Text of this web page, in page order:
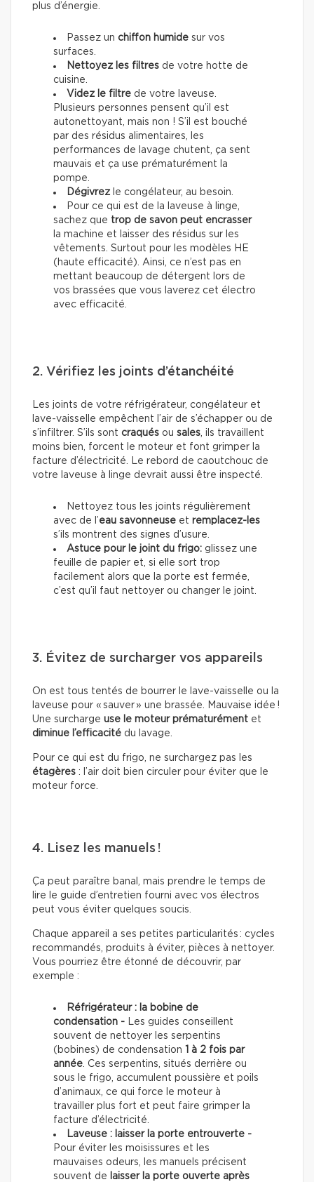
plus d’énergie.
Passez un chiffon humide sur vos
surfaces.
Nettoyez les filtres de votre hotte de
cuisine.
Videz le filtre de votre laveuse.
Plusieurs personnes pensent qu’il est
autonettoyant, mais non ! S’il est bouché
par des résidus alimentaires, les
performances de lavage chutent, ça sent
mauvais et ça use prématurément la
pompe.
Dégivrez le congélateur, au besoin.
Pour ce qui est de la laveuse à linge,
sachez que trop de savon peut encrasser
la machine et laisser des résidus sur les
vêtements. Surtout pour les modèles HE
(haute efficacité). Ainsi, ce n’est pas en
mettant beaucoup de détergent lors de
vos brassées que vous laverez cet électro
avec efficacité.
2. Vérifiez les joints d’étanchéité
Les joints de votre réfrigérateur, congélateur et
lave-vaisselle empêchent l’air de s’échapper ou de
s’infiltrer. S’ils sont craqués ou sales, ils travaillent
moins bien, forcent le moteur et font grimper la
facture d’électricité. Le rebord de caoutchouc de
votre laveuse à linge devrait aussi être inspecté.
Nettoyez tous les joints régulièrement
avec de l’eau savonneuse et remplacez-les
s’ils montrent des signes d’usure.
Astuce pour le joint du frigo: glissez une
feuille de papier et, si elle sort trop
facilement alors que la porte est fermée,
c’est qu’il faut nettoyer ou changer le joint.
3. Évitez de surcharger vos appareils
On est tous tentés de bourrer le lave-vaisselle ou la
laveuse pour « sauver » une brassée. Mauvaise idée !
Une surcharge use le moteur prématurément et
diminue l’efficacité du lavage.
Pour ce qui est du frigo, ne surchargez pas les
étagères : l’air doit bien circuler pour éviter que le
moteur force.
4. Lisez les manuels !
Ça peut paraître banal, mais prendre le temps de
lire le guide d’entretien fourni avec vos électros
peut vous éviter quelques soucis.
Chaque appareil a ses petites particularités : cycles
recommandés, produits à éviter, pièces à nettoyer.
Vous pourriez être étonné de découvrir, par
exemple :
Réfrigérateur : la bobine de
condensation - Les guides conseillent
souvent de nettoyer les serpentins
(bobines) de condensation
1 à 2 fois par
année. Ces serpentins, situés derrière ou
sous le frigo, accumulent poussière et poils
d’animaux, ce qui force le moteur à
travailler plus fort et peut faire grimper la
facture d’électricité.
Laveuse : laisser la porte entrouverte -
Pour éviter les moisissures et les
mauvaises odeurs, les manuels précisent
souvent de
laisser la porte ouverte après